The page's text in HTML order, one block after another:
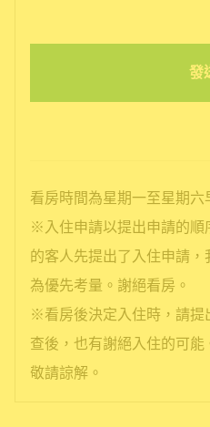
發
看房時間為星期一至星期六
※入住申請以提出申請的順
的客人先提出了入住申請
為優先考量。謝絕看房。
※看房後決定入住時，請提
查後，也有謝絕入住的可能
敬請諒解。